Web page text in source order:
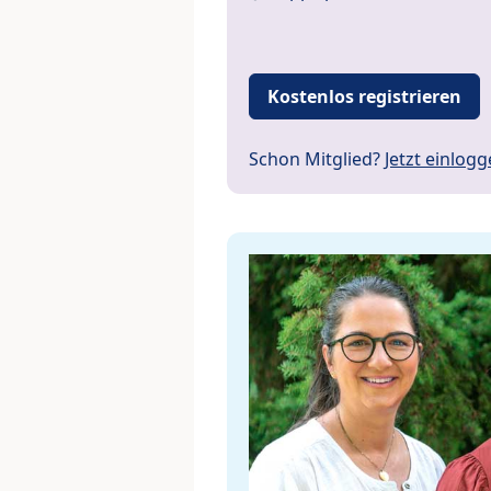
Kostenlos registrieren
Schon Mitglied? Jetzt